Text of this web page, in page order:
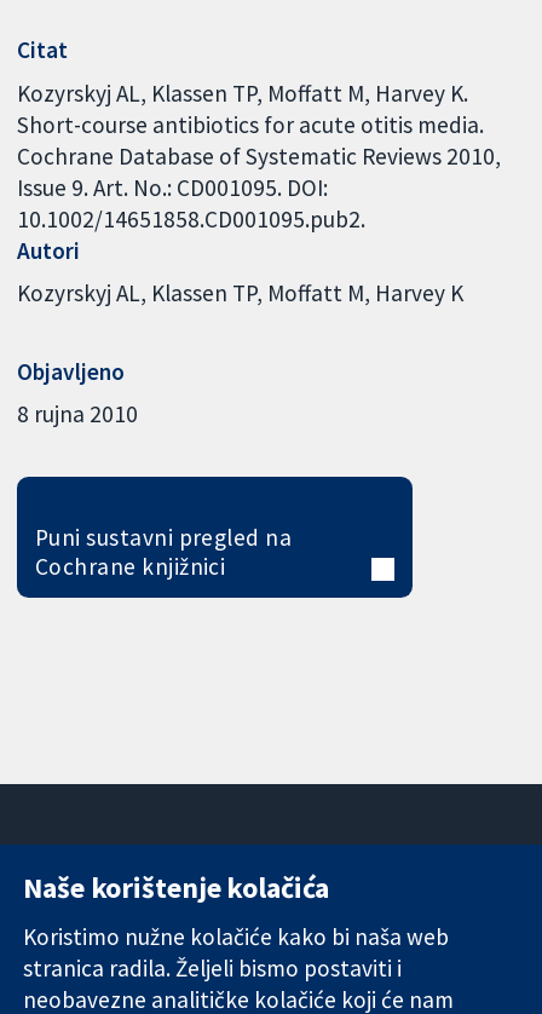
Citat
Kozyrskyj AL, Klassen TP, Moffatt M, Harvey K.
Short-course antibiotics for acute otitis media.
Cochrane Database of Systematic Reviews 2010,
Issue 9. Art. No.: CD001095. DOI:
10.1002/14651858.CD001095.pub2.
Autori
Kozyrskyj AL Klassen TP Moffatt M Harvey K
Objavljeno
8 rujna 2010
Puni sustavni pregled na
Cochrane knjižnici
Pouzdani dokazi.
Utemeljeni
dokazi.
11-13 Cavendish
London
W1G 0AN
Ujedinjeno
Novosti
medije
Naše korištenje kolačića
Koristimo nužne kolačiće kako bi naša web
stranica radila. Željeli bismo postaviti i
neobavezne analitičke kolačiće koji će nam